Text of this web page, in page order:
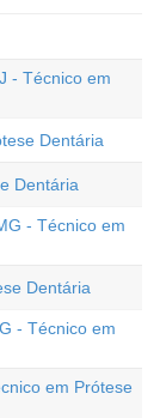
- Técnico em
Dentária
Dentária
- Técnico em
Dentária
- Técnico em
em Prótese